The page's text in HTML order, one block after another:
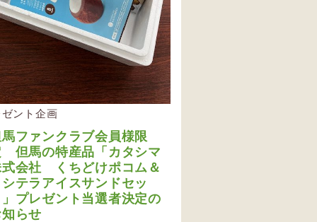
ント企画
ファンクラブ会員様限
但馬の特産品「カタシマ
式会社 くちどけポコム＆
テラアイスサンドセッ
プレゼント当選者決定の
らせ